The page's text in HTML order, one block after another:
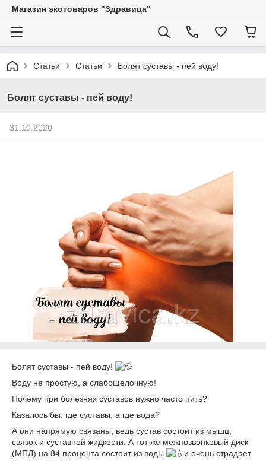
Магазин экотоваров "Здравица"
Статьи Статьи Болят суставы - пей воду!
Болят суставы - пей воду!
31.10.2020
Болят суставы - пей воду!
Воду не простую, а слабощелочную!
Почему при болезнях суставов нужно часто пить?
Казалось бы, где суставы, а где вода?
А они напрямую связаны, ведь сустав состоит из мышц,
связок и суставной жидкости. А тот же межпозвонковый диск
(МПД) на 84 процента состоит из воды
и очень страдает